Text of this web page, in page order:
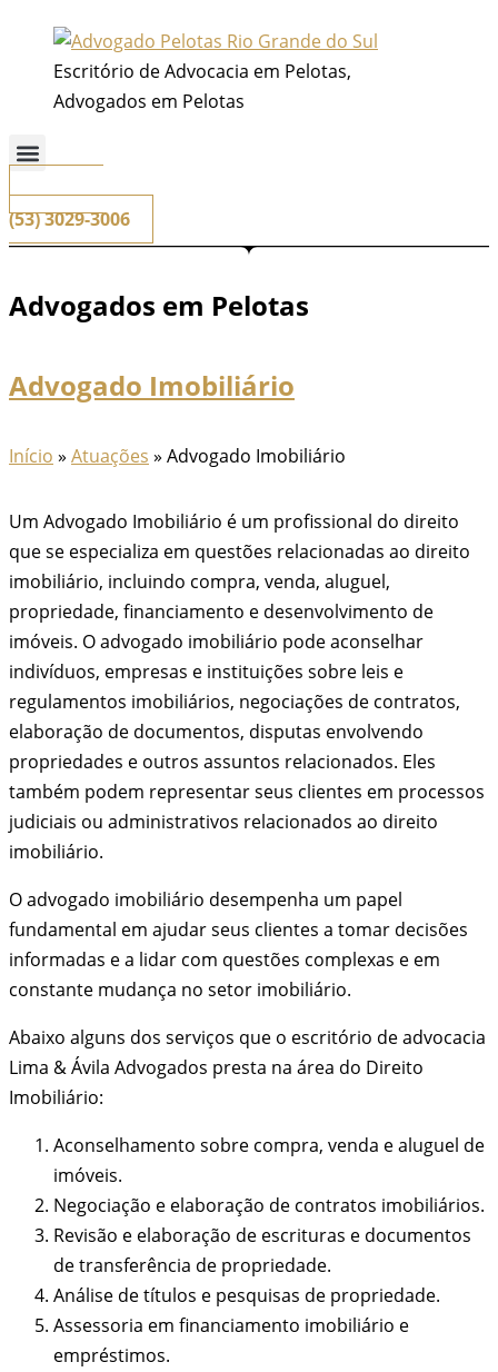
conteúdo
Escritório de Advocacia em Pelotas,
Advogados em Pelotas
(53) 3029-3006
Advogados em Pelotas
Advogado Imobiliário
Início » Atuações » Advogado Imobiliário
Um Advogado Imobiliário é um profissional do direito
que se especializa em questões relacionadas ao direito
imobiliário, incluindo compra, venda, aluguel,
propriedade, financiamento e desenvolvimento de
imóveis. O advogado imobiliário pode aconselhar
indivíduos, empresas e instituições sobre leis e
regulamentos imobiliários, negociações de contratos,
elaboração de documentos, disputas envolvendo
propriedades e outros assuntos relacionados. Eles
também podem representar seus clientes em processos
judiciais ou administrativos relacionados ao direito
imobiliário.
O advogado imobiliário desempenha um papel
fundamental em ajudar seus clientes a tomar decisões
informadas e a lidar com questões complexas e em
constante mudança no setor imobiliário.
Abaixo alguns dos serviços que o escritório de advocacia
Lima & Ávila Advogados presta na área do Direito
Imobiliário:
Aconselhamento sobre compra, venda e aluguel de
imóveis.
Negociação e elaboração de contratos imobiliários.
Revisão e elaboração de escrituras e documentos
de transferência de propriedade.
Análise de títulos e pesquisas de propriedade.
Assessoria em financiamento imobiliário e
empréstimos.